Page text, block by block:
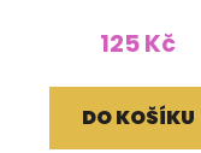
125 Kč
DO KOŠÍKU